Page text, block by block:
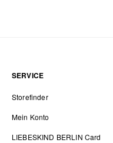
SERVICE
Storefinder
Mein Konto
LIEBESKIND BERLIN Card